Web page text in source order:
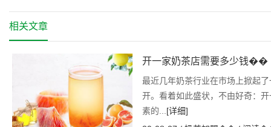
相关文章
开一家奶茶店需要多少钱��
最近几年奶茶行业在市场上掀起
开。看着如此盛状，不由好奇：
素的... [详细]